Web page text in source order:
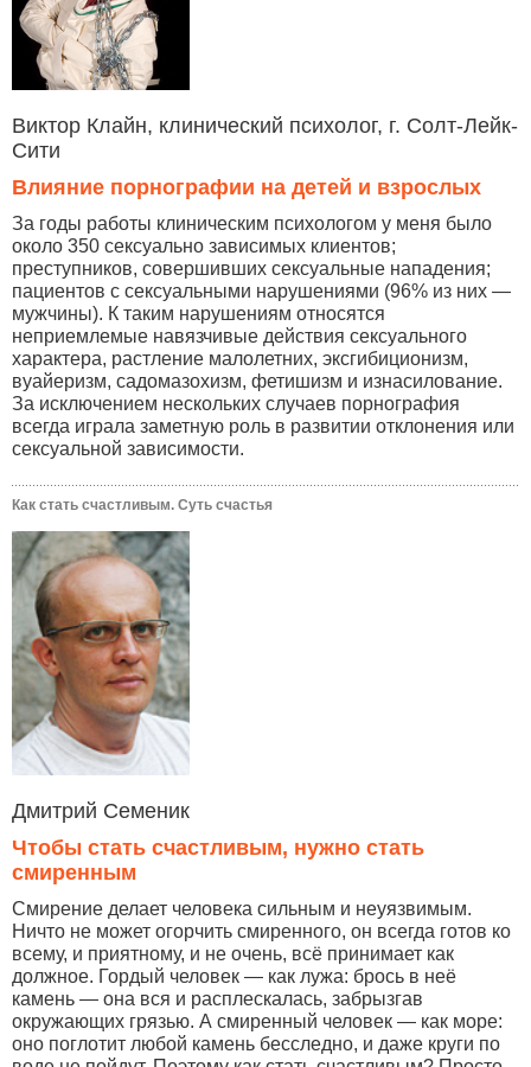
Виктор Клайн, клинический психолог, г. Солт-Лейк-
Сити
Влияние порнографии на детей и взрослых
За годы работы клиническим психологом у меня было
около 350 сексуально зависимых клиентов;
преступников, совершивших сексуальные нападения;
пациентов с сексуальными нарушениями (96% из них —
мужчины). К таким нарушениям относятся
неприемлемые навязчивые действия сексуального
характера, растление малолетних, эксгибиционизм,
вуайеризм, садомазохизм, фетишизм и изнасилование.
За исключением нескольких случаев порнография
всегда играла заметную роль в развитии отклонения или
сексуальной зависимости.
Как стать счастливым. Суть счастья
Дмитрий Семеник
Чтобы стать счастливым, нужно стать
смиренным
Смирение делает человека сильным и неуязвимым.
Ничто не может огорчить смиренного, он всегда готов ко
всему, и приятному, и не очень, всё принимает как
должное. Гордый человек — как лужа: брось в неё
камень — она вся и расплескалась, забрызгав
окружающих грязью. А смиренный человек — как море:
оно поглотит любой камень бесследно, и даже круги по